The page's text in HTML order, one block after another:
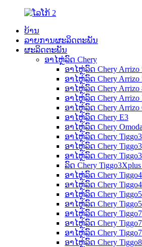
ບ້ານ
ລາຍການຜະລິດຕະພັນ
ຜະລິດຕະພັນ
ອາໄຫຼ່ລົດ Chery
ອາໄຫຼ່ລົດ Chery Arrizo
ອາໄຫຼ່ລົດ Chery Arrizo
ອາໄຫຼ່ລົດ Chery Arrizo
ອາໄຫຼ່ລົດ Chery Arrizo
ອາໄຫຼ່ລົດ Chery Arrizo
ອາໄຫຼ່ລົດ Chery E3
ອາໄຫຼ່ລົດ Chery Omoda
ອາໄຫຼ່ລົດ Chery Tiggo3
ອາໄຫຼ່ລົດ Chery
ອາໄຫຼ່ລົດ Chery
ລົດ Chery
ອາໄຫຼ່ລົດ Chery Tiggo4
ອາໄຫຼ່ລົດ Chery
ອາໄຫຼ່ລົດ Chery Tiggo5
ອາໄຫຼ່ລົດ Chery
ອາໄຫຼ່ລົດ Chery Tiggo7
ອາໄຫຼ່ລົດ Chery
ອາໄຫຼ່ລົດ Chery
ອາໄຫຼ່ລົດ Chery Tiggo8